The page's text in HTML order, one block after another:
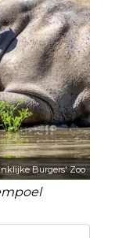
Burgers' Zoo